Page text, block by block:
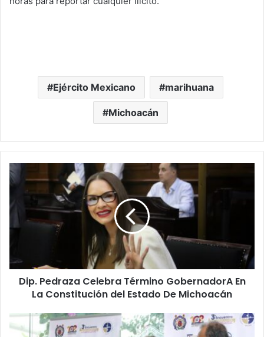
Ejército Mexicano marihuana
Michoacán
Dip.
Pedraza
Celebra
Término
GobernadorA
En
del
Estado
Dip. Pedraza Celebra Término GobernadorA En
La Constitución del Estado De Michoacán
Yarabí
Ávila